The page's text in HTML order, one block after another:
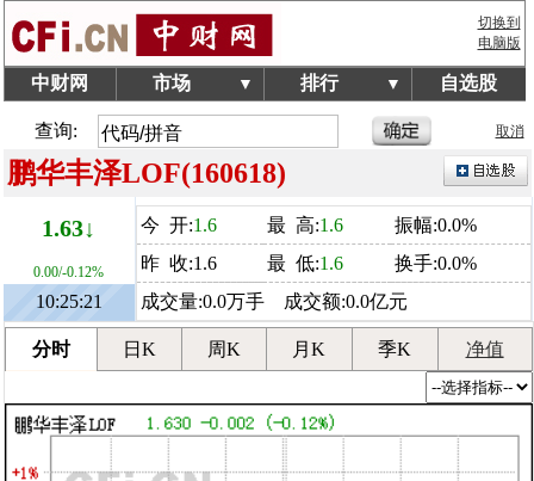
切换到
电脑版
中财网 市场 ▼ 排行 ▼ 自选股
查询: 取消
鹏华丰泽LOF(160618)
1.63↓
0.00/-0.12%
10:25:21
今 开:1.6 最 高:1.6
振幅:0.0%
昨 收:1.6
最 低:1.6
换手:0.0%
成交量:0.0万手 成交额:0.0亿元
分时 日K 周K 月K 季K 净值